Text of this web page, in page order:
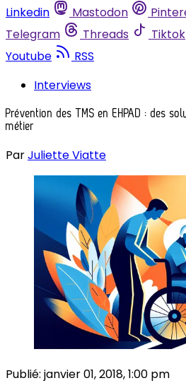
Linkedin
Mastodon
Telegram
Threads Tiktok
Youtube
RSS
Interviews
Prévention des TMS en EHPAD : des
métier
ParJuliette Viatte
Publié: janvier 01, 2018, 1:00 pm